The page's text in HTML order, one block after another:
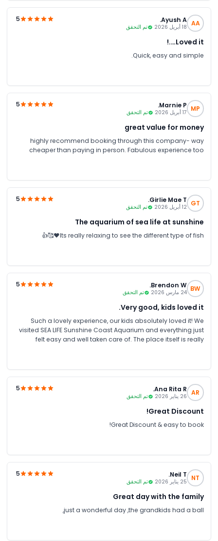
AA
Ayush A.
18 أبريل 2026 تم التحقق
5
Loved it….!
Quick, easy and simple.
MP
Marnie P.
17 أبريل 2026 تم التحقق
5
great value for money
highly recommend booking through this company- way
cheaper than paying in person. Fabulous experience too
GT
Girlie Mae T.
12 أبريل 2026 تم التحقق
5
The aquarium of sea life at sunshine
Its really relaxing to see the different type of fish❤️🥰👍
BW
Brendon W.
24 مارس 2026 تم التحقق
5
Very good, kids loved it.
Such a lovely experience, our kids absolutely loved it! We
visited SEA LIFE Sunshine Coast Aquarium and everything just
felt easy and well taken care of. The place itself is really
AR
Ana Rita R.
26 يناير 2026 تم التحقق
5
Great Discount!
Great Discount & easy to book!
NT
Neil T.
25 يناير 2026 تم التحقق
5
Great day with the family
just a wonderful day ,the grandkids had a ball,